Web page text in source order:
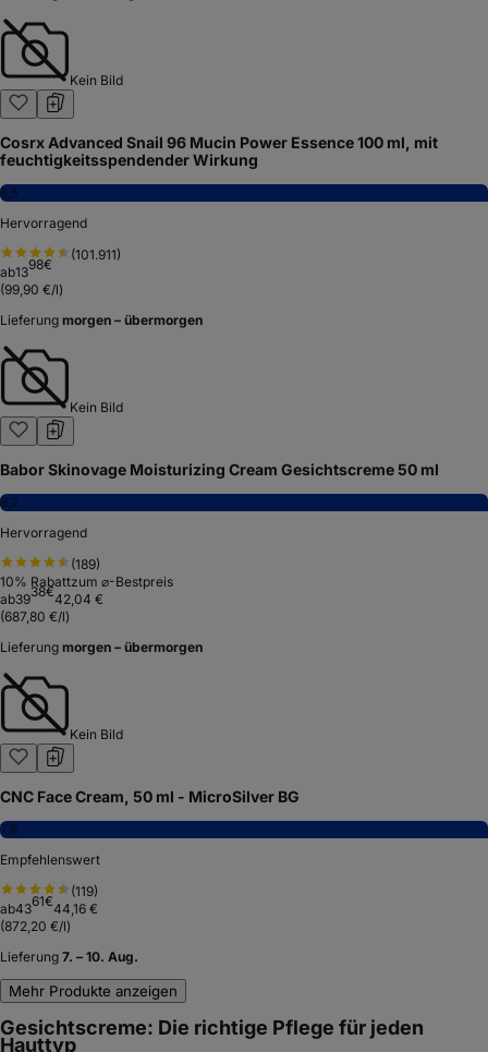
Kein Bild
Cosrx Advanced Snail 96 Mucin Power Essence 100 ml, mit
feuchtigkeitsspendender Wirkung
8,5
Hervorragend
(101.911)
ab1398€
(99,90 €/l)
Lieferung morgen – übermorgen
Kein Bild
Babor Skinovage Moisturizing Cream Gesichtscreme 50 ml
8,2
Hervorragend
(189)
10% Rabattzum ⌀-Bestpreis
ab3938€42,04 €
(687,80 €/l)
Lieferung morgen – übermorgen
Kein Bild
CNC Face Cream, 50 ml - MicroSilver BG
7,8
Empfehlenswert
(119)
ab4361€44,16 €
(872,20 €/l)
Lieferung 7. – 10. Aug.
Mehr Produkte anzeigen
Gesichtscreme: Die richtige Pflege für jeden
Hauttyp